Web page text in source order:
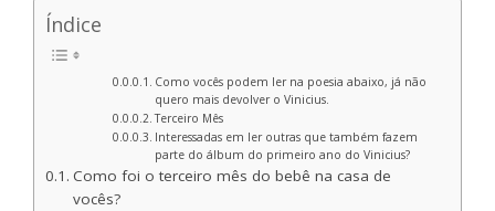
Índice
Como vocês podem ler na poesia abaixo, já não
quero mais devolver o Vinicius.
Terceiro Mês
Interessadas em ler outras que também fazem
parte do álbum do primeiro ano do Vinicius?
Como foi o terceiro mês do bebê na casa de
vocês?